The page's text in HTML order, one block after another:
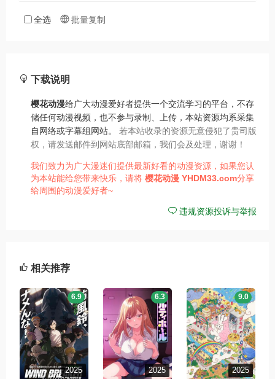
全选 批量复制
下载说明
樱花动漫给广大动漫爱好者提供一个交流学习的平台，不存
储任何动漫视频，也不参与录制、上传，本站资源均系采集
自网络或字幕组网站。 若本站收录的资源无意侵犯了贵司版
权，请发送邮件到网站底部邮箱，我们会及处理，谢谢！
我们致力为广大漫迷们提供最新好看的动漫资源，如果您认
为本站能给您带来快乐，请将 樱花动漫 YHDM33.com分享
给周围的动漫爱好者~
违规资源投诉与举报
相关推荐
2025
6.9
2025
6.3
2025
9.0